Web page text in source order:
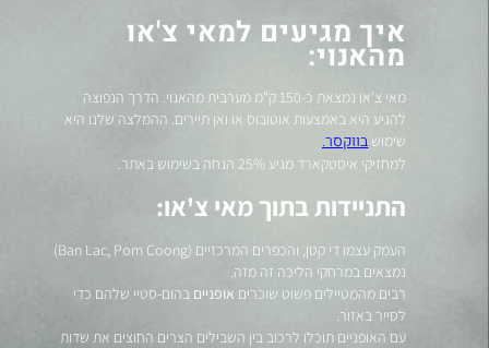
איך מגיעים למאי צ'או
מהאנוי:
מאי צ'או נמצאת כ-150 ק"מ מערבית מהאנוי. הדרך הנפוצה
להגיע היא באמצעות אוטובוס או ואן תיירים. ההמלצה שלנו היא
שימוש בווקסר.
למחזיקי איסטקארד מגיע 25% הנחה בשימוש באתר.
התניידות בתוך מאי צ'או:
העמק עצמו די קטן, והכפרים המרכזיים (Ban Lac, Pom Coong)
נמצאים במרחקי הליכה זה מזה.
רבים מהמטיילים פשוט שוכרים אופניים בהום-סטיי שלהם כדי
לסייר באזור.
עם האופניים תוכלו לרכוב בין השבילים הצרים החוצים את שדות